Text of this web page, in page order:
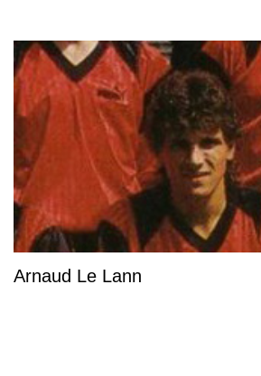
Arnaud Le Lann